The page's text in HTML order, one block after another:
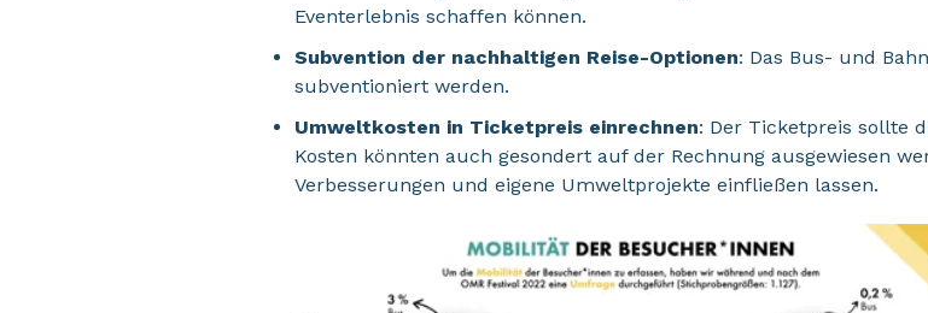
Eventerlebnis schaffen können.
Subvention der nachhaltigen Reise-Optionen: Das Bus- und
subventioniert werden.
Umweltkosten in Ticketpreis einrechnen: Der Ticketpreis sollte
Kosten könnten auch gesondert auf der Rechnung ausgewiesen
Verbesserungen und eigene Umweltprojekte einfließen lassen.